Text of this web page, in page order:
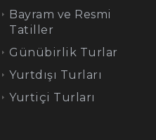
Bayram ve Resmi
Tatiller
Günübirlik Turlar
Yurtdışı Turları
Yurtiçi Turları